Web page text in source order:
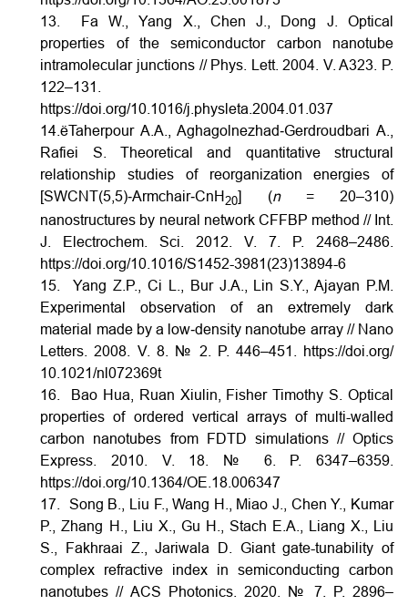
13. Fa W., Yang X., Chen J., Dong J. Optical
properties of the semiconductor carbon nanotube
intramolecular junctions // Phys. Lett. 2004. V. A323. P.
122–131.
https://doi.org/10.1016/j.physleta.2004.01.037
14.ёTaherpour A.A., Aghagolnezhad‐Gerdroudbari A.,
Rafiei S. Theoretical and quantitative structural
relationship studies of reorganization energies of
[SWCNT(5,5)‐Armchair‐CnH20] (n= 20–310)
nanostructures by neural network CFFBP method // Int.
J. Electrochem. Sci. 2012. V. 7. P. 2468–2486.
https://doi.org/10.1016/S1452-3981(23)13894-6
15. Yang Z.P., Ci L., Bur J.A., Lin S.Y., Ajayan P.M.
Experimental observation of an extremely dark
material made by a low‐density nanotube array // Nano
Letters. 2008. V. 8. № 2. P. 446–451.
https://doi.org/
10.1021/nl072369t
16. Bao Hua, Ruan Xiulin, Fisher Timothy S. Optical
properties of ordered vertical arrays of multi-walled
carbon nanotubes from FDTD simulations // Optics
Express. 2010. V. 18. № 6. P. 6347–6359.
https://doi.org/10.1364/OE.18.006347
17. Song B., Liu F., Wang H., Miao J., Chen Y., Kumar
P., Zhang H., Liu X., Gu H., Stach E.A., Liang X., Liu
S., Fakhraai Z., Jariwala D. Giant gate-tunability of
complex refractive index in semiconducting carbon
nanotubes // ACS Photonics. 2020. № 7. P. 2896–